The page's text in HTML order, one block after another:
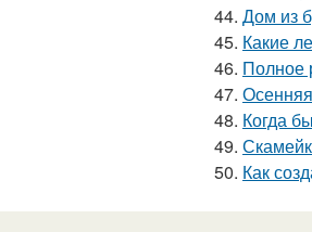
44. Дом из
45. Какие
46. Полное
47.
48. Когда
49.
50. Как